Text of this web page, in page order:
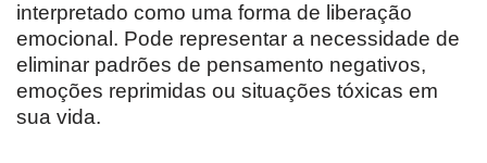
interpretado como uma forma de liberação
emocional. Pode representar a necessidade de
eliminar padrões de pensamento negativos,
emoções reprimidas ou situações tóxicas em
sua vida.